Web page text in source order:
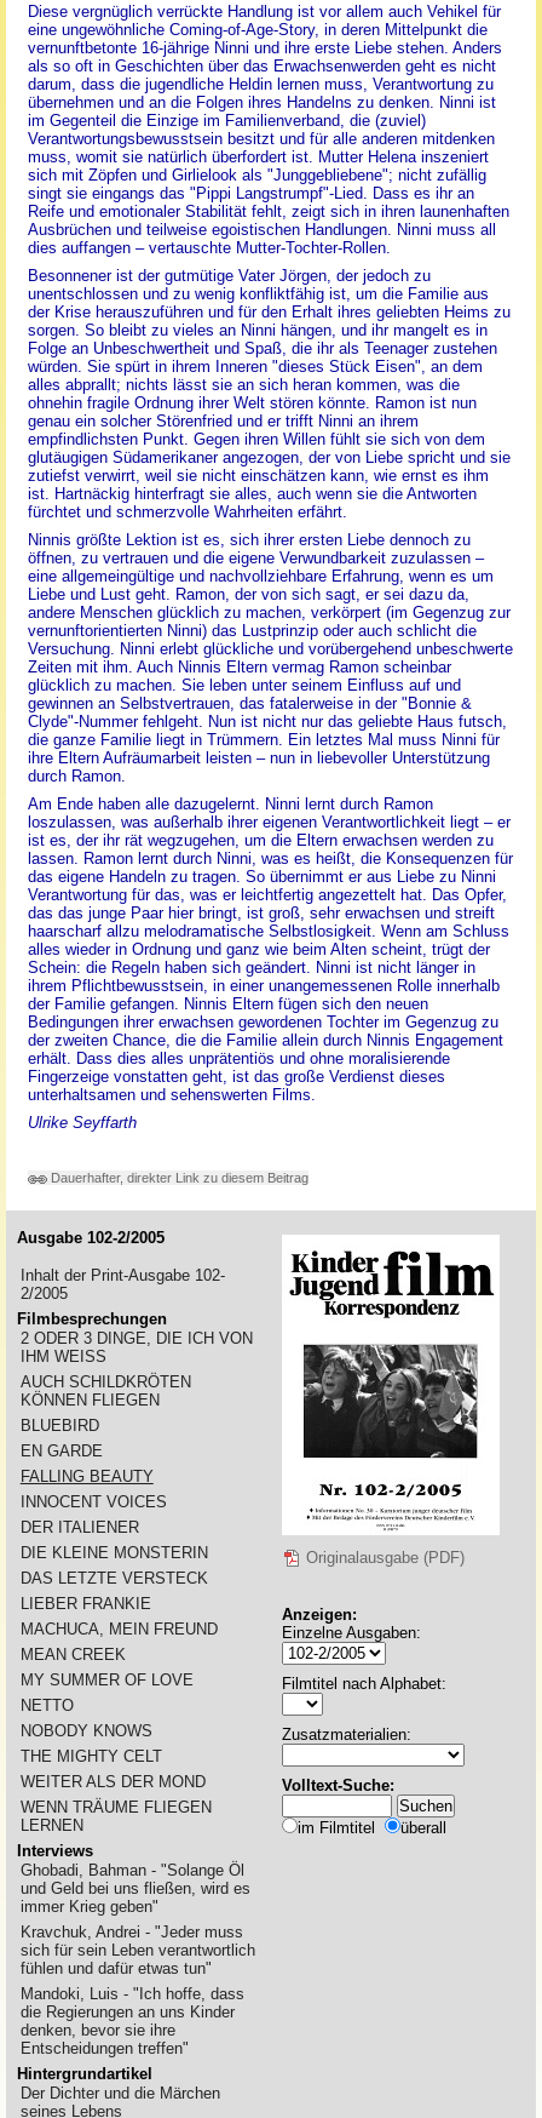
Diese vergnüglich verrückte Handlung ist vor allem auch Vehikel für
eine ungewöhnliche Coming-of-Age-Story, in deren Mittelpunkt die
vernunftbetonte 16-jährige Ninni und ihre erste Liebe stehen. Anders
als so oft in Geschichten über das Erwachsenwerden geht es nicht
darum, dass die jugendliche Heldin lernen muss, Verantwortung zu
übernehmen und an die Folgen ihres Handelns zu denken. Ninni ist
im Gegenteil die Einzige im Familienverband, die (zuviel)
Verantwortungsbewusstsein besitzt und für alle anderen mitdenken
muss, womit sie natürlich überfordert ist. Mutter Helena inszeniert
sich mit Zöpfen und Girlielook als "Junggebliebene"; nicht zufällig
singt sie eingangs das "Pippi Langstrumpf"-Lied. Dass es ihr an
Reife und emotionaler Stabilität fehlt, zeigt sich in ihren launenhaften
Ausbrüchen und teilweise egoistischen Handlungen. Ninni muss all
dies auffangen – vertauschte Mutter-Tochter-Rollen.
Besonnener ist der gutmütige Vater Jörgen, der jedoch zu
unentschlossen und zu wenig konfliktfähig ist, um die Familie aus
der Krise herauszuführen und für den Erhalt ihres geliebten Heims zu
sorgen. So bleibt zu vieles an Ninni hängen, und ihr mangelt es in
Folge an Unbeschwertheit und Spaß, die ihr als Teenager zustehen
würden. Sie spürt in ihrem Inneren "dieses Stück Eisen", an dem
alles abprallt; nichts lässt sie an sich heran kommen, was die
ohnehin fragile Ordnung ihrer Welt stören könnte. Ramon ist nun
genau ein solcher Störenfried und er trifft Ninni an ihrem
empfindlichsten Punkt. Gegen ihren Willen fühlt sie sich von dem
glutäugigen Südamerikaner angezogen, der von Liebe spricht und sie
zutiefst verwirrt, weil sie nicht einschätzen kann, wie ernst es ihm
ist. Hartnäckig hinterfragt sie alles, auch wenn sie die Antworten
fürchtet und schmerzvolle Wahrheiten erfährt.
Ninnis größte Lektion ist es, sich ihrer ersten Liebe dennoch zu
öffnen, zu vertrauen und die eigene Verwundbarkeit zuzulassen –
eine allgemeingültige und nachvollziehbare Erfahrung, wenn es um
Liebe und Lust geht. Ramon, der von sich sagt, er sei dazu da,
andere Menschen glücklich zu machen, verkörpert (im Gegenzug zur
vernunftorientierten Ninni) das Lustprinzip oder auch schlicht die
Versuchung. Ninni erlebt glückliche und vorübergehend unbeschwerte
Zeiten mit ihm. Auch Ninnis Eltern vermag Ramon scheinbar
glücklich zu machen. Sie leben unter seinem Einfluss auf und
gewinnen an Selbstvertrauen, das fatalerweise in der "Bonnie &
Clyde"-Nummer fehlgeht. Nun ist nicht nur das geliebte Haus futsch,
die ganze Familie liegt in Trümmern. Ein letztes Mal muss Ninni für
ihre Eltern Aufräumarbeit leisten – nun in liebevoller Unterstützung
durch Ramon.
Am Ende haben alle dazugelernt. Ninni lernt durch Ramon
loszulassen, was außerhalb ihrer eigenen Verantwortlichkeit liegt – er
ist es, der ihr rät wegzugehen, um die Eltern erwachsen werden zu
lassen. Ramon lernt durch Ninni, was es heißt, die Konsequenzen für
das eigene Handeln zu tragen. So übernimmt er aus Liebe zu Ninni
Verantwortung für das, was er leichtfertig angezettelt hat. Das Opfer,
das das junge Paar hier bringt, ist groß, sehr erwachsen und streift
haarscharf allzu melodramatische Selbstlosigkeit. Wenn am Schluss
alles wieder in Ordnung und ganz wie beim Alten scheint, trügt der
Schein: die Regeln haben sich geändert. Ninni ist nicht länger in
ihrem Pflichtbewusstsein, in einer unangemessenen Rolle innerhalb
der Familie gefangen. Ninnis Eltern fügen sich den neuen
Bedingungen ihrer erwachsen gewordenen Tochter im Gegenzug zu
der zweiten Chance, die die Familie allein durch Ninnis Engagement
erhält. Dass dies alles unprätentiös und ohne moralisierende
Fingerzeige vonstatten geht, ist das große Verdienst dieses
unterhaltsamen und sehenswerten Films.
Ulrike Seyffarth
Dauerhafter, direkter Link zu diesem Beitrag
Ausgabe 102-2/2005
Inhalt der Print-Ausgabe 102-
2/2005
Filmbesprechungen
2 ODER 3 DINGE, DIE ICH VON
IHM WEISS
AUCH SCHILDKRÖTEN
KÖNNEN FLIEGEN
BLUEBIRD
EN GARDE
FALLING BEAUTY
INNOCENT VOICES
DER ITALIENER
DIE KLEINE MONSTERIN
DAS LETZTE VERSTECK
LIEBER FRANKIE
MACHUCA, MEIN FREUND
MEAN CREEK
MY SUMMER OF LOVE
NETTO
NOBODY KNOWS
THE MIGHTY CELT
WEITER ALS DER MOND
WENN TRÄUME FLIEGEN
LERNEN
Interviews
Ghobadi, Bahman - "Solange Öl
und Geld bei uns fließen, wird es
immer Krieg geben"
Kravchuk, Andrei - "Jeder muss
sich für sein Leben verantwortlich
fühlen und dafür etwas tun"
Mandoki, Luis - "Ich hoffe, dass
die Regierungen an uns Kinder
denken, bevor sie ihre
Entscheidungen treffen"
Hintergrundartikel
Der Dichter und die Märchen
seines Lebens
Originalausgabe (PDF)
Anzeigen:
Einzelne Ausgaben:
Filmtitel nach Alphabet:
Zusatzmaterialien:
Volltext-Suche:
im Filmtitel überall